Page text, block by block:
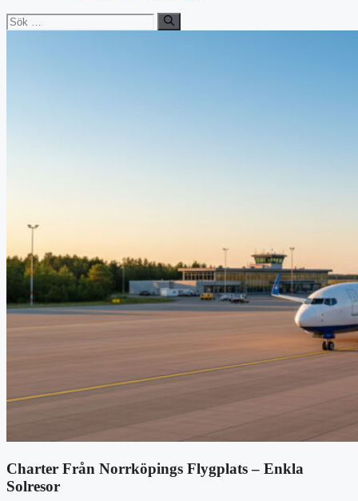
Sök
efter:
Charter Från Norrköpings Flygplats – Enkla
Solresor